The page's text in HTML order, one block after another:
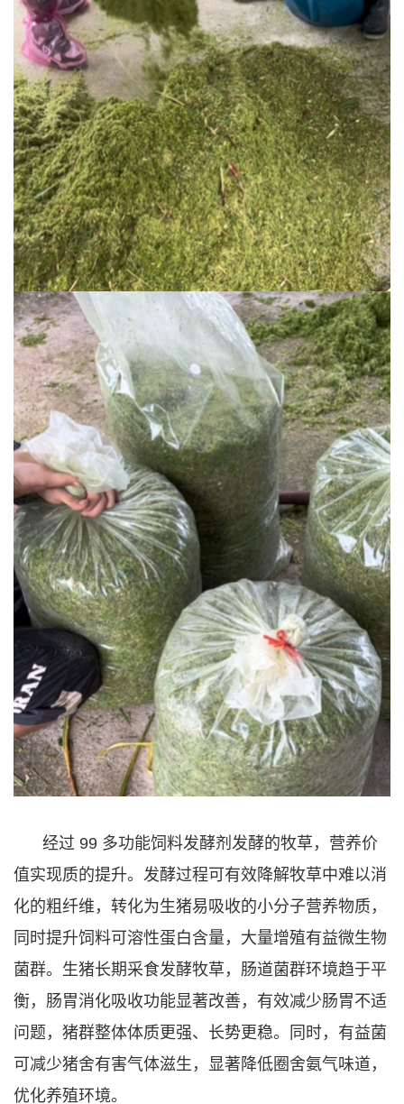
经过 99 多功能饲料发酵剂发酵的牧草，营养价
值实现质的提升。发酵过程可有效降解牧草中难以消
化的粗纤维，转化为生猪易吸收的小分子营养物质，
同时提升饲料可溶性蛋白含量，大量增殖有益微生物
菌群。生猪长期采食发酵牧草，肠道菌群环境趋于平
衡，肠胃消化吸收功能显著改善，有效减少肠胃不适
问题，猪群整体体质更强、长势更稳。同时，有益菌
可减少猪舍有害气体滋生，显著降低圈舍氨气味道，
优化养殖环境。